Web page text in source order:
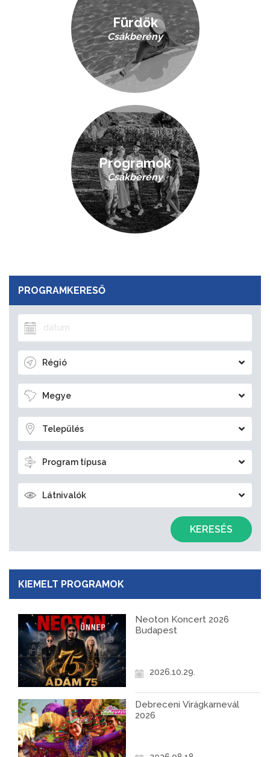
PROGRAMKERESŐ
Régió
Megye
Település
Program típusa
Látnivalók
KERESÉS
KIEMELT PROGRAMOK
Neoton Koncert 2026
Budapest
2026.10.29.
Debreceni Virágkarnevál
2026
Fürdők
Csákberény
Programok
Csákberény